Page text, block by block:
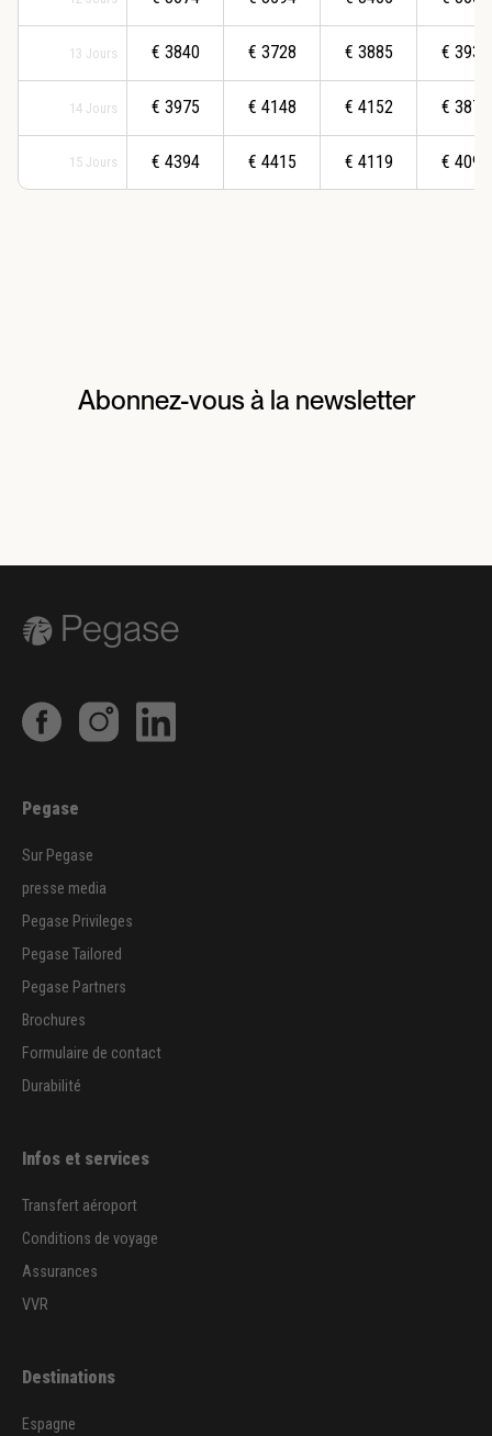
13 Jours
14 Jours
15 Jours
€ 3840
€ 3975
€ 4394
€ 3728
€ 4148
€ 4415
€ 3885
€ 4152
€ 4119
€ 3930
€ 3874
€ 4098
Abonnez-vous à la newsletter
Pegase
Sur Pegase
presse media
Pegase Privileges
Pegase Tailored
Pegase Partners
Brochures
Formulaire de contact
Durabilité
Infos et services
Transfert aéroport
Conditions de voyage
Assurances
VVR
Destinations
Espagne